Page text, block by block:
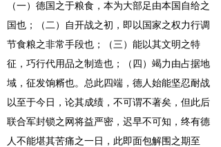
（一）德国之于粮食，本为大部足由本国自给之
国也；（二）自开战之初，即以国家之权力行调
节食粮之非常手段也；（三）能以其文明之特
征，巧行代用品之制造也；（四）竭力由占据地
域，征发饷糈也。总此四端，德人始能坚忍耐战
以至于今日，论其成绩，不可谓不著矣，但此后
联合军封锁之网将益严密，迟早不可知，终有德
人不能堪其苦痛之一日，此即面包解围之期至